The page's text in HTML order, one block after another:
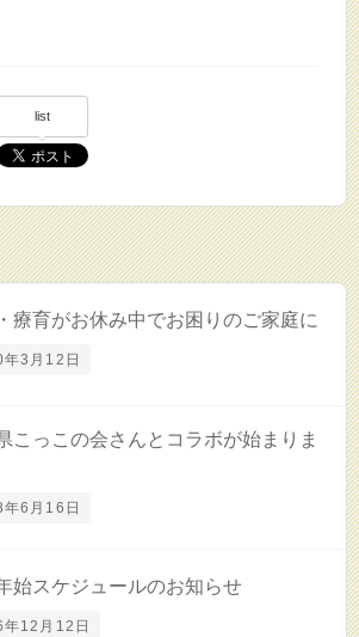
list
療育がお休み中でお困りのご家庭に
3月12日
こっこの会さんとコラボが始まりま
6月16日
始スケジュールのお知らせ
12月12日